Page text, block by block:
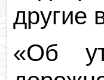
другие
«Об